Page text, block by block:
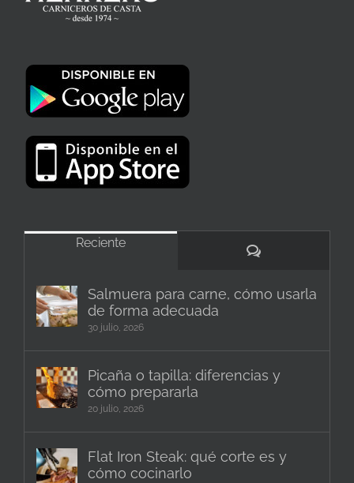
Reciente
Comentarios
Salmuera para carne, cómo usarla
de forma adecuada
30 julio, 2026
Picaña o tapilla: diferencias y
cómo prepararla
20 julio, 2026
Flat Iron Steak: qué corte es y
cómo cocinarlo